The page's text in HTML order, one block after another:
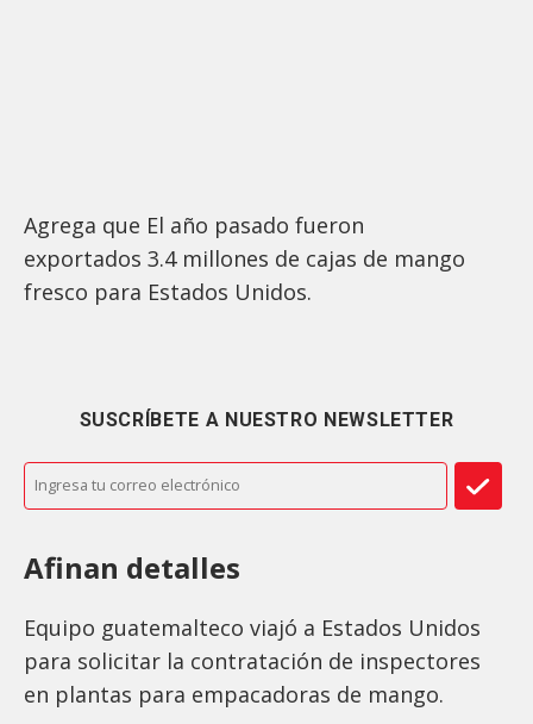
Agrega que El año pasado fueron
exportados 3.4 millones de cajas de mango
fresco para Estados Unidos.
SUSCRÍBETE A NUESTRO NEWSLETTER
Afinan detalles
Equipo guatemalteco viajó a Estados Unidos
para solicitar la contratación de inspectores
en plantas para empacadoras de mango.